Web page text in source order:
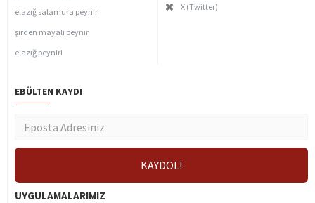
elazığ salamura peynir
şirden mayalı peynir
elazığ peyniri
X (Twitter)
EBÜLTEN KAYDI
UYGULAMALARIMIZ